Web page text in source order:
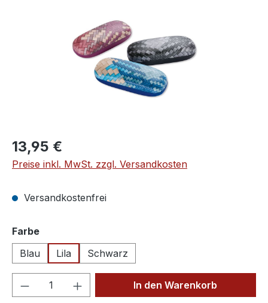
Regulärer Preis:
13,95 €
Preise inkl. MwSt. zzgl. Versandkosten
Versandkostenfrei
Farbeauswählen
Blau
Lila Schwarz
Produkt Anzahl: Gib denIn den Warenkorb